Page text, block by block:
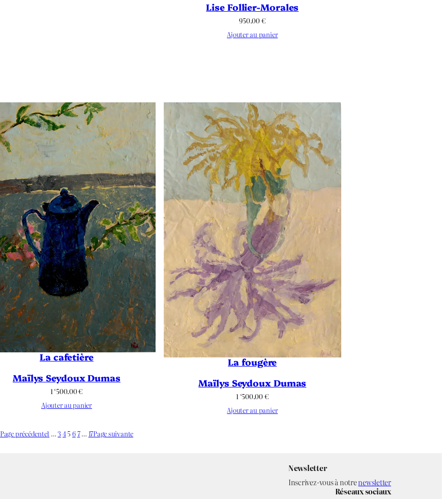
Lise Follier-Morales
950.00€
Ajouter au panier
La cafetière
Maïlys Seydoux Dumas
1 ‘500.00€
Ajouter au panier
La fougère
Maïlys Seydoux Dumas
1 ‘500.00€
Ajouter au panier
Page précédente1 …3 45 67… 17Page suivante
Newsletter
Inscrivez-vous à notrenewsletter
Réseaux sociaux